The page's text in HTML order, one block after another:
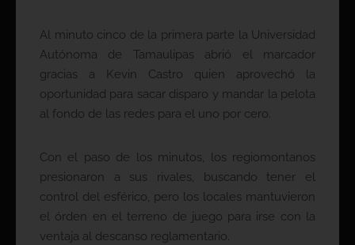
Al minuto cinco de la primera parte la Universidad
Autónoma de Tamaulipas abrió el marcador
gracias a Kevin Castro quien aprovechó la
oportunidad para sacar disparo y mandar la pelota
al fondo de las redes para el uno por cero.
Con el paso de los minutos, los regiomontanos
presionaron a sus rivales, buscando tener el
control del esférico, pero los locales mantuvieron
el órden en el terreno de juego para irse con la
ventaja al descanso reglamentario.